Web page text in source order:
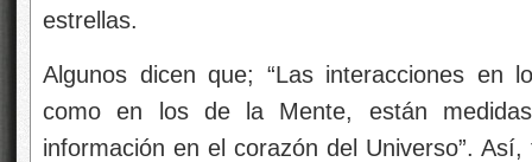
estrellas.
Algunos dicen que; “Las interacciones en
como en los de la Mente, están
información en el corazón del Universo”.